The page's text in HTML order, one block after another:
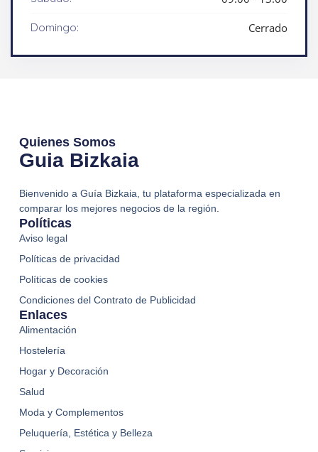
Domingo: Cerrado
Quienes Somos
Guia Bizkaia
Bienvenido a Guía Bizkaia, tu plataforma especializada en
comparar los mejores negocios de la región.
Enlaces
Alimentación
Hostelería
Hogar y Decoración
Salud
Moda y Complementos
Peluquería, Estética y Belleza
Políticas
Aviso legal
Políticas de privacidad
Políticas de cookies
Condiciones del Contrato de Publicidad